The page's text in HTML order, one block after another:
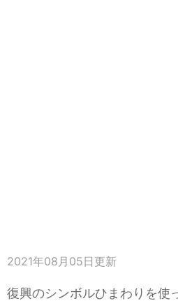
2021年08月05日 更新
復興のシンボルひまわりを使